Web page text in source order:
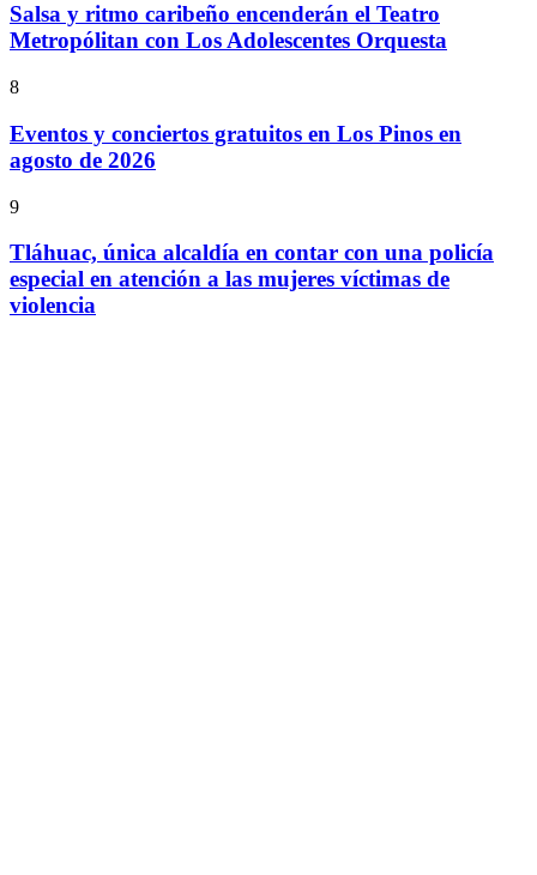
Salsa y ritmo caribeño encenderán el Teatro
Metropólitan con Los Adolescentes Orquesta
8
Eventos y conciertos gratuitos en Los Pinos en
agosto de 2026
9
Tláhuac, única alcaldía en contar con una policía
especial en atención a las mujeres víctimas de
violencia